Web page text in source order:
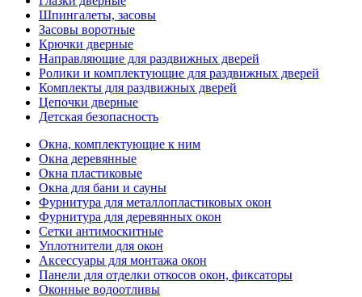
Шпингалеты, засовы
Засовы воротные
Крючки дверные
Направляющие для раздвижных дверей
Ролики и комплектующие для раздвижных дверей
Комплекты для раздвижных дверей
Цепочки дверные
Детская безопасность
Окна, комплектующие к ним
Окна деревянные
Окна пластиковые
Окна для бани и сауны
Фурнитура для металлопластиковых окон
Фурнитура для деревянных окон
Сетки антимоскитные
Уплотнители для окон
Аксессуары для монтажа окон
Панели для отделки откосов окон, фиксаторы
Оконные водоотливы